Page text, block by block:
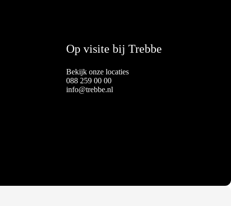
Op visite bij Trebbe
Bekijk onze locaties
088 259 00 00
info@trebbe.nl